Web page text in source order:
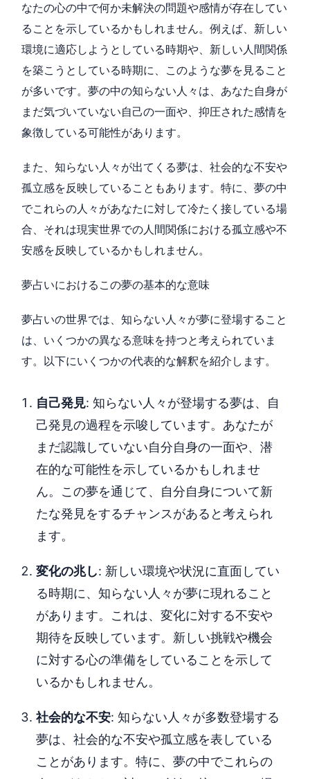
なたの心の中で何か未解決の問題や感情が存在してい
ることを示しているかもしれません。例えば、新しい
環境に適応しようとしている時期や、新しい人間関係
を築こうとしている時期に、このような夢を見ること
が多いです。夢の中の知らない人々は、あなた自身が
まだ気づいていない自己の一面や、抑圧された感情を
象徴している可能性があります。
また、知らない人々が出てくる夢は、社会的な不安や
孤立感を反映していることもあります。特に、夢の中
でこれらの人々があなたに対して冷たく接している場
合、それは現実世界での人間関係における孤立感や不
安感を反映しているかもしれません。
夢占いにおけるこの夢の基本的な意味
夢占いの世界では、知らない人々が夢に登場すること
は、いくつかの異なる意味を持つと考えられていま
す。以下にいくつかの代表的な解釈を紹介します。
自己発見: 知らない人々が登場する夢は、自
己発見の過程を示唆しています。あなたが
まだ認識していない自分自身の一面や、潜
在的な可能性を示しているかもしれませ
ん。この夢を通じて、自分自身について新
たな発見をするチャンスがあると考えられ
ます。
変化の兆し: 新しい環境や状況に直面してい
る時期に、知らない人々が夢に現れること
があります。これは、変化に対する不安や
期待を反映しています。新しい挑戦や機会
に対する心の準備をしていることを示して
いるかもしれません。
社会的な不安: 知らない人々が多数登場する
夢は、社会的な不安や孤立感を表している
ことがあります。特に、夢の中でこれらの